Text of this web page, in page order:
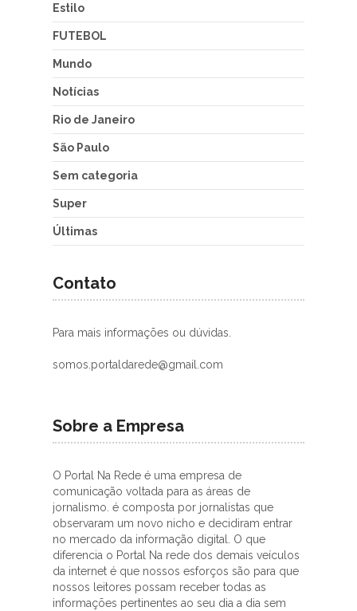
Estilo
FUTEBOL
Mundo
Notícias
Rio de Janeiro
São Paulo
Sem categoria
Super
Últimas
Contato
Para mais informações ou dúvidas.
somos.portaldarede@gmail.com
Sobre a Empresa
O Portal Na Rede é uma empresa de
comunicação voltada para as áreas de
jornalismo. é composta por jornalistas que
observaram um novo nicho e decidiram entrar
no mercado da informação digital. O que
diferencia o Portal Na rede dos demais veículos
da internet é que nossos esforços são para que
nossos leitores possam receber todas as
informações pertinentes ao seu dia a dia sem